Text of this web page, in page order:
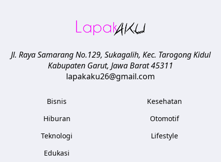
Jl. Raya Samarang No.129, Sukagalih, Kec. Tarogong Kidul
Kabupaten Garut, Jawa Barat45311
lapakaku26@gmail.com
Bisnis
Hiburan
Teknologi
Edukasi
Kesehatan
Otomotif
Lifestyle